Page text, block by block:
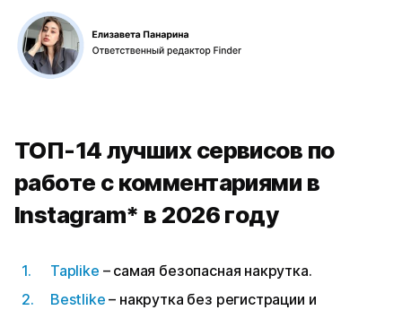
ТОП-14 лучших сервисов по
работе с комментариями в
Instagram* в 2026 году
Taplike – самая безопасная накрутка.
Bestlike – накрутка без регистрации и